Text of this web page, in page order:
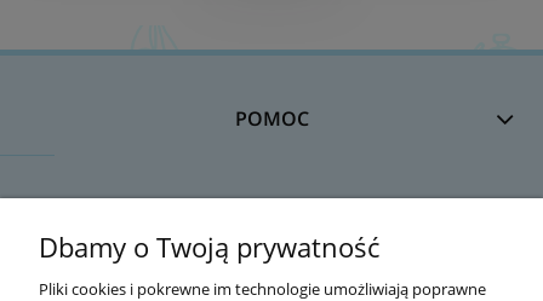
POMOC
Dbamy o Twoją prywatność
Pliki cookies i pokrewne im technologie umożliwiają poprawne